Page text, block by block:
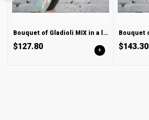
Bouquet of Gladioli MIX in a light package
$127.80 + $143.30